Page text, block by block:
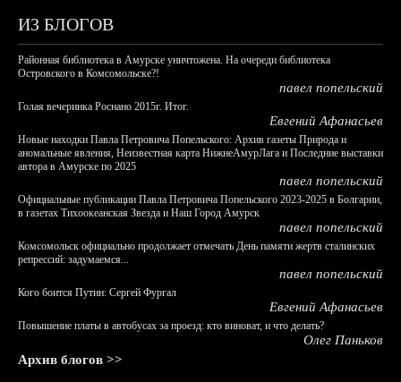
ИЗ БЛОГОВ
Районная библиотека в Амурске уничтожена. На очереди библиотека
Островского в Комсомольске?!
павел попельский
Голая вечеринка Роснано 2015г. Итог.
Евгений Афанасьев
Новые находки Павла Петровича Попельского: Архив газеты Природа и
аномальные явления, Неизвестная карта НижнеАмурЛага и Последние выставки
автора в Амурске по 2025
павел попельский
Официальные публикации Павла Петровича Попельского 2023-2025 в Болгарии,
в газетах Тихоокеанская Звезда и Наш Город Амурск
павел попельский
Комсомольск официально продолжает отмечать День памяти жертв сталинских
репрессий: задумаемся...
павел попельский
Кого боится Путин: Сергей Фургал
Евгений Афанасьев
Повышение платы в автобусах за проезд: кто виноват, и что делать?
Олег Паньков
Архив блогов >>